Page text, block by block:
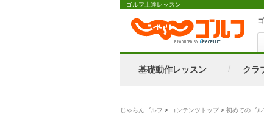
ゴルフ上達レッスン
基礎動作レッスン クラ
じゃらんゴルフ > コンテンツトップ> 初めてのゴル